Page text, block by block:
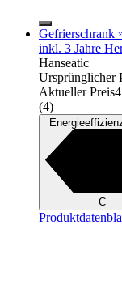
Gefrierschrank
inkl. 3 Jahre
Hanseatic
Ursprünglicher
Aktueller Preis
(4)
C